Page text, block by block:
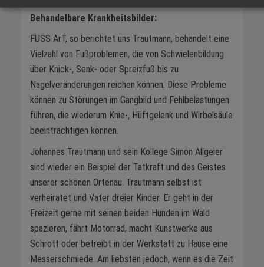
Behandelbare Krankheitsbilder:
FUSS ArT, so berichtet uns Trautmann, behandelt eine
Vielzahl von Fußproblemen, die von Schwielenbildung
über Knick-, Senk- oder Spreizfuß bis zu
Nagelveränderungen reichen können. Diese Probleme
können zu Störungen im Gangbild und Fehlbelastungen
führen, die wiederum Knie-, Hüftgelenk und Wirbelsäule
beeinträchtigen können.
Johannes Trautmann und sein Kollege Simon Allgeier
sind wieder ein Beispiel der Tatkraft und des Geistes
unserer schönen Ortenau. Trautmann selbst ist
verheiratet und Vater dreier Kinder. Er geht in der
Freizeit gerne mit seinen beiden Hunden im Wald
spazieren, fährt Motorrad, macht Kunstwerke aus
Schrott oder betreibt in der Werkstatt zu Hause eine
Messerschmiede. Am liebsten jedoch, wenn es die Zeit